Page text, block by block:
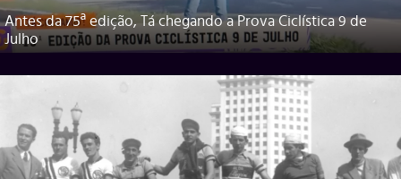
Antes da 75ª edição, Tá chegando a Prova Ciclística 9 de
Julho